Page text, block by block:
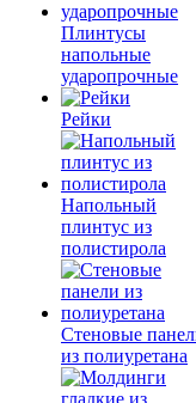
Плинтусы
напольные
ударопрочные
Рейки
Напольный
плинтус из
полистирола
Стеновые
из полиуретана